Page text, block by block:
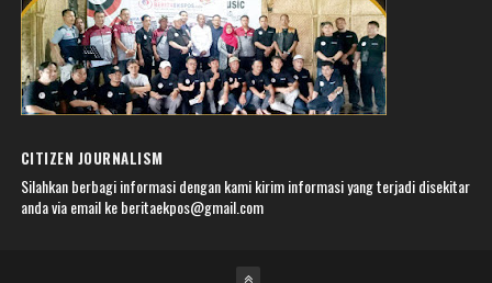
CITIZEN JOURNALISM
Silahkan berbagi informasi dengan kami kirim informasi yang terjadi disekitar
anda via email ke beritaekpos@gmail.com